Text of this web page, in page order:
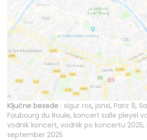
Ključne besede : sigur ros, jonsi, Pariz 8,
Faubourg du Roule, koncert salle pleyel
vodnik koncert, vodnik po koncertu 2025,
september 2025